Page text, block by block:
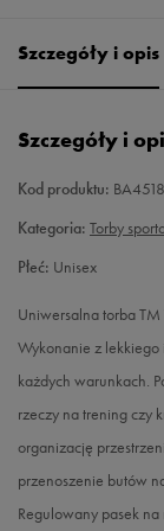
Szczegóły i opis
Szczegóły i
Kod produktu:
Kategoria: Torby
Płeć: Unisex
Uniwersalna torba TM
Wykonanie z lekkiego
każdych warunkach.
rzeczy na trening czy
organizację
przenoszenie butów
Regulowany pasek